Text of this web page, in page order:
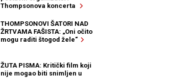
Thompsonova koncerta
THOMPSONOVI ŠATORI NAD
ŽRTVAMA FAŠISTA: „Oni očito
mogu raditi štogod žele“
ŽUTA PISMA: Kritički film koji
nije mogao biti snimljen u